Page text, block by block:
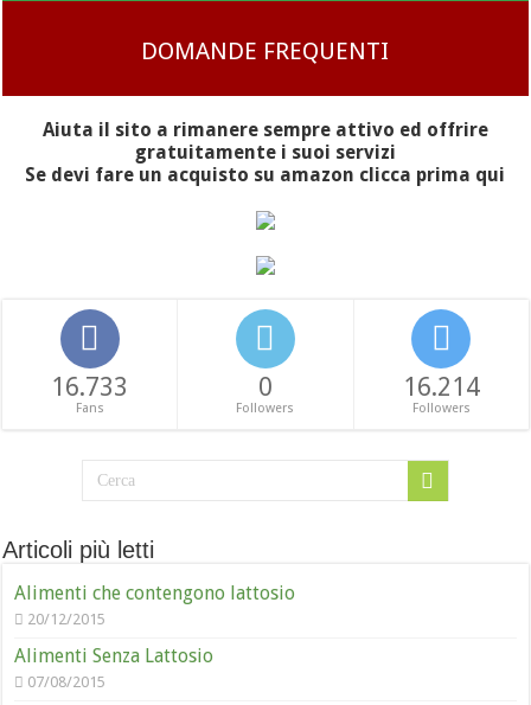
DOMANDE FREQUENTI
Aiuta il sito a rimanere sempre attivo ed offrire
gratuitamente i suoi servizi
Se devi fare un acquisto su amazon clicca prima qui
16.733
Fans
0
Followers
16.214
Followers
Articoli più letti
Alimenti che contengono lattosio
20/12/2015
Alimenti Senza Lattosio
07/08/2015